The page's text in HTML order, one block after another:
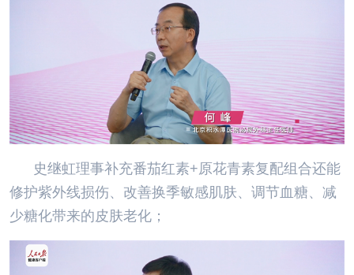
史继虹理事补充番茄红素+原花青素复配组合还能
修护紫外线损伤、改善换季敏感肌肤、调节血糖、减
少糖化带来的皮肤老化；